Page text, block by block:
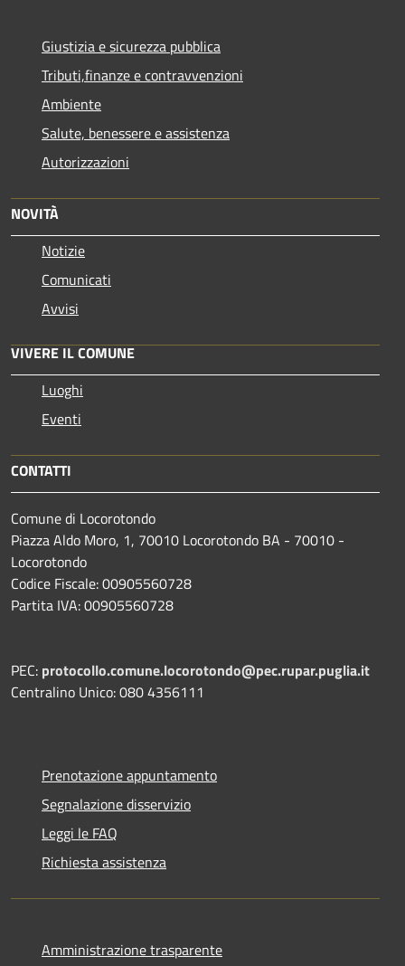
Giustizia e sicurezza pubblica
Tributi,finanze e contravvenzioni
Ambiente
Salute, benessere e assistenza
Autorizzazioni
NOVITÀ
Notizie
Comunicati
Avvisi
VIVERE IL COMUNE
Luoghi
Eventi
CONTATTI
Comune di Locorotondo
Piazza Aldo Moro, 1, 70010 Locorotondo BA - 70010 -
Locorotondo
Codice Fiscale: 00905560728
Partita IVA: 00905560728
PEC: protocollo.comune.locorotondo@pec.rupar.puglia.it
Centralino Unico: 080 4356111
Prenotazione appuntamento
Segnalazione disservizio
Leggi le FAQ
Richiesta assistenza
Amministrazione trasparente